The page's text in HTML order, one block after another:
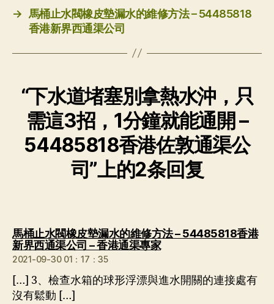
→ 馬桶止水閥橡皮墊漏水的維修方法 – 54485818
香港新界西通渠公司
“下水道堵塞別拿熱水沖，只
需這3招，1分鐘就能通開 –
54485818香港佐敦通渠公
司”上的2条回复
馬桶止水閥橡皮墊漏水的維修方法 – 54485818香港
新界西通渠公司 – 香港通渠專家说：
2021-09-30 01：17：35
[…] 3、檢查水箱的球形浮漂與進水開關的連接處有
沒有鬆動 […]